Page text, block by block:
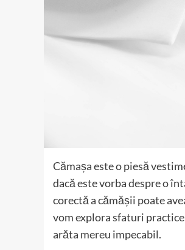
Cămașa este o piesă
dacă este vorba despre o
corectă a cămășii poate
vom explora sfaturi
arăta mereu impecabil.